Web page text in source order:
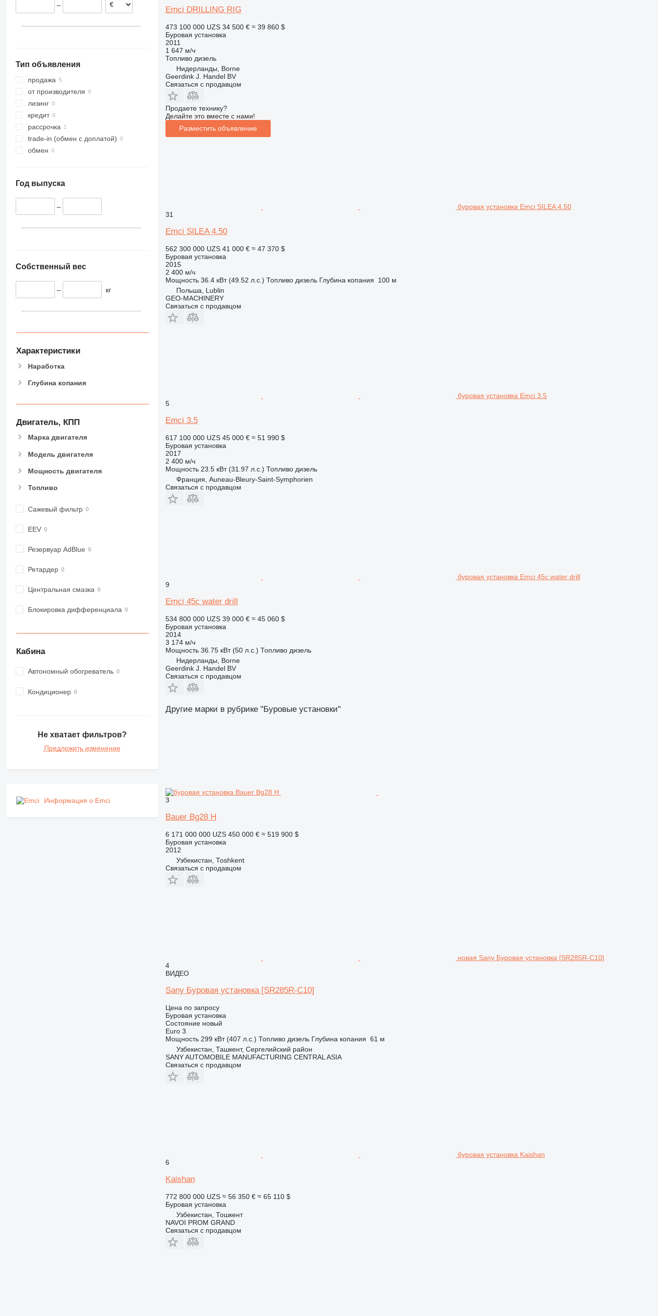
–
Тип объявления
продажа
от производителя
лизинг
кредит
рассрочка
trade-in (обмен с доплатой)
обмен
Год выпуска
–
Собственный вес
– кг
Характеристики
Наработка
Глубина копания
Двигатель, КПП
Марка двигателя
Модель двигателя
Мощность двигателя
Топливо
Сажевый фильтр
EEV
Резервуар AdBlue
Ретардер
Центральная смазка
Блокировка дифференциала
Кабина
Автономный обогреватель
Кондиционер
Не хватает фильтров?
Предложить изменение
Информация о Emci
Emci DRILLING RIG
473 100 000 UZS 34 500 € ≈ 39 860 $
Буровая установка
2011
1 647 м/ч
Топливо дизель
Нидерланды, Borne
Geerdink J. Handel BV
Связаться с продавцом
Продаете технику?
Делайте это вместе с нами!
Разместить объявление
буровая установка Emci SILEA 4.50
31
Emci SILEA 4.50
562 300 000 UZS 41 000 € ≈ 47 370 $
Буровая установка
2015
2 400 м/ч
Мощность 36.4 кВт (49.52 л.с.) Топливо дизель Глубина копания
100 м
Польша, Lublin
GEO-MACHINERY
Связаться с продавцом
буровая установка Emci 3.5
5
Emci 3.5
617 100 000 UZS 45 000 € ≈ 51 990 $
Буровая установка
2017
2 400 м/ч
Мощность 23.5 кВт (31.97 л.с.) Топливо дизель
Франция, Auneau-Bleury-Saint-Symphorien
Связаться с продавцом
буровая установка Emci 45c water drill
9
Emci 45c water drill
534 800 000 UZS 39 000 € ≈ 45 060 $
Буровая установка
2014
3 174 м/ч
Мощность 36.75 кВт (50 л.с.) Топливо дизель
Нидерланды, Borne
Geerdink J. Handel BV
Связаться с продавцом
Другие марки в рубрике "Буровые установки"
3
Bauer Bg28 H
6 171 000 000 UZS 450 000 € ≈ 519 900 $
Буровая установка
2012
Узбекистан, Тоshkent
Связаться с продавцом
новая Sany Буровая установка [SR285R-C10]
4
ВИДЕО
Sany Буровая установка [SR285R-C10]
Цена по запросу
Буровая установка
Состояниеновый
Euro 3
Мощность 299 кВт (407 л.с.) Топливо дизель Глубина копания 61 м
Узбекистан, Ташкент, Сергелийский район
SANY AUTOMOBILE MANUFACTURING CENTRAL ASIA
Связаться с продавцом
буровая установка Kaishan
6
Kaishan
772 800 000 UZS ≈ 56 350 € ≈ 65 110 $
Буровая установка
Узбекистан, Тошкент
NAVOI PROM GRAND
Связаться с продавцом